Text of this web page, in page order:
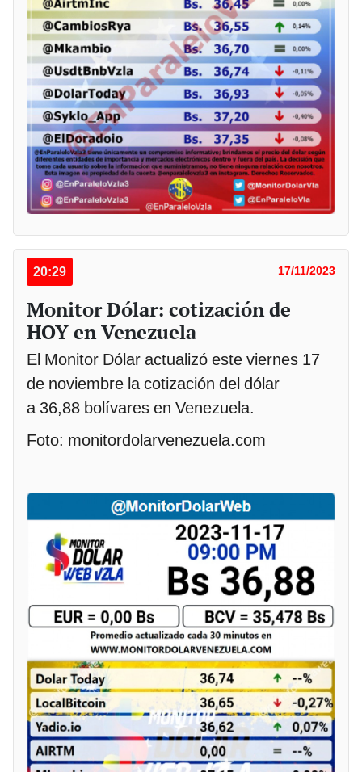
20:29 17/11/2023
Monitor Dólar: cotización de
HOY en Venezuela
El Monitor Dólar actualizó este viernes 17
de noviembre la cotización del dólar
a 36,88 bolívares en Venezuela.
Foto: monitordolarvenezuela.com